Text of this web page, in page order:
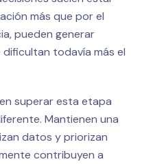
más que por el
pueden generar
todavía más el
superar esta etapa
Mantienen una
datos y priorizan
contribuyen a